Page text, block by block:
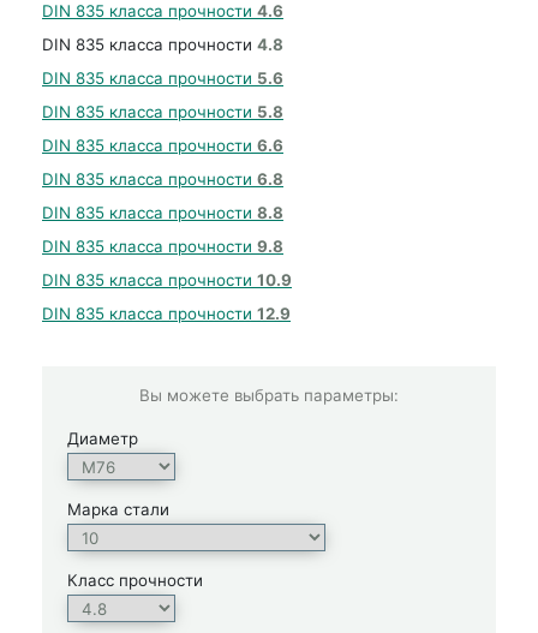
DIN 835 класса прочности 4.6
DIN 835 класса прочности 4.8
DIN 835 класса прочности 5.6
DIN 835 класса прочности 5.8
DIN 835 класса прочности 6.6
DIN 835 класса прочности 6.8
DIN 835 класса прочности 8.8
DIN 835 класса прочности 9.8
DIN 835 класса прочности 10.9
DIN 835 класса прочности 12.9
Вы можете выбрать параметры:
Диаметр
Марка стали
Класс прочности